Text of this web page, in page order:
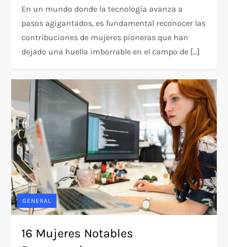
En un mundo donde la tecnología avanza a
pasos agigantados, es fundamental reconocer las
contribuciones de mujeres pioneras que han
dejado una huella imborrable en el campo de […]
GENERAL
16 Mujeres Notables